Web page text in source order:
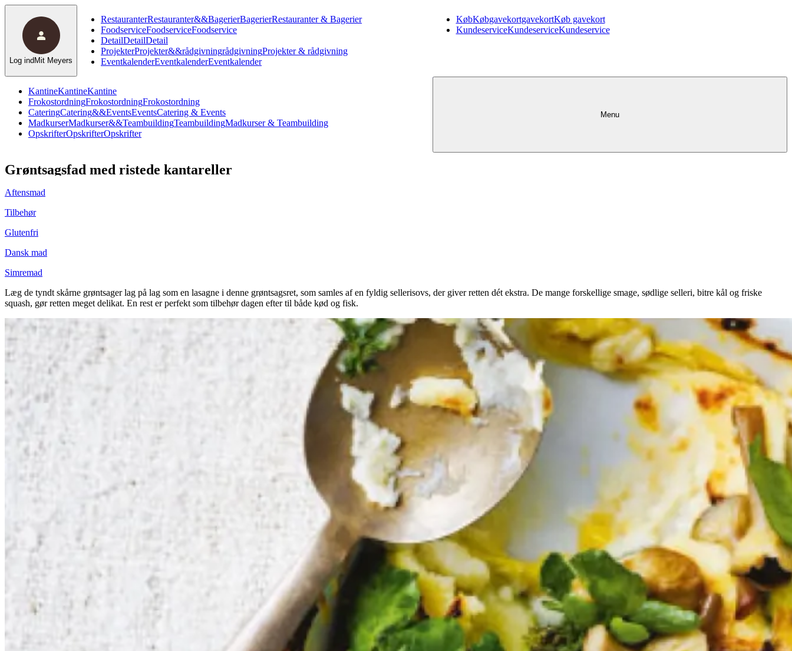
KantineKantineKantine
FrokostordningFrokostordningFrokostordning
CateringCatering&&EventsEventsCatering & Events
MadkurserMadkurser&&TeambuildingTeambuildingMadkurser & Teambuilding
OpskrifterOpskrifterOpskrifter
RestauranterRestauranter&&BagerierBagerierRestauranter & Bagerier
FoodserviceFoodserviceFoodservice
DetailDetailDetail
ProjekterProjekter&&rådgivningrådgivningProjekter & rådgivning
EventkalenderEventkalenderEventkalender
KøbKøbgavekortgavekortKøb gavekort
KundeserviceKundeserviceKundeservice
Log ind Mit Meyers
Menu
Grøntsagsfad med ristede kantareller
Aftensmad
Tilbehør
Glutenfri
Dansk mad
Simremad
Læg de tyndt skårne grøntsager lag på lag som en lasagne i denne grøntsagsret, som samles af en fyldig sellerisovs, der giver retten dét ekstra. De mange forskellige smage, sødlige selleri, bitre kål og friske
squash, gør retten meget delikat. En rest er perfekt som tilbehør dagen efter til både kød og fisk.